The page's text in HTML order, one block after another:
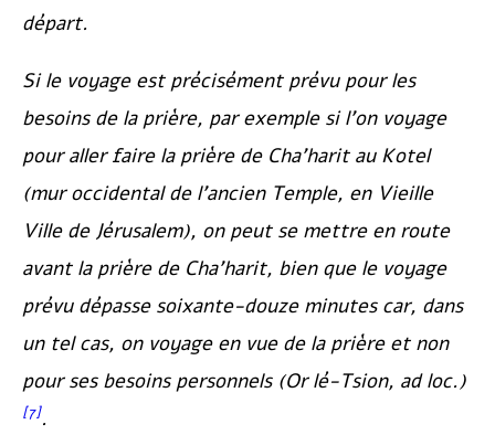
départ.
Si le voyage est précisément prévu pour les
besoins de la prière, par exemple si l’on voyage
pour aller faire la prière de Cha’harit au Kotel
(mur occidental de l’ancien Temple, en Vieille
Ville de Jérusalem), on peut se mettre en route
avant la prière de Cha’harit, bien que le voyage
prévu dépasse soixante-douze minutes car, dans
un tel cas, on voyage en vue de la prière et non
pour ses besoins personnels (Or lé-Tsion, ad loc.)
[7].